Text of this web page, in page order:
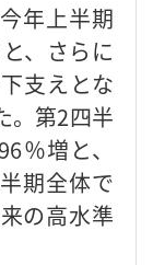
年上半期
、さらに
支えとな
。第2四半
％増と、
期全体で
の高水準